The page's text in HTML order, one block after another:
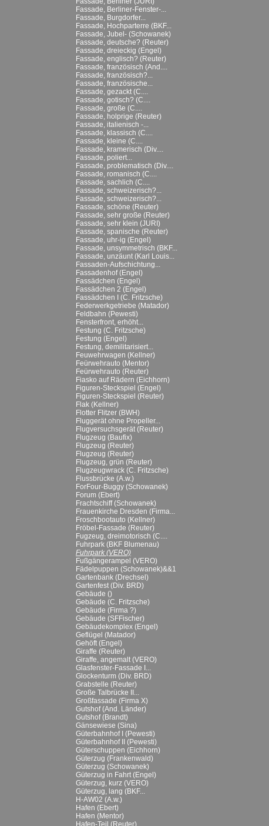
Fassade, Berliner-Fenster-...
Fassade, Burgdorfer...
Fassade, Hochparterre (BKF...
Fassade, Jubel- (Schowanek)
Fassade, deutsche? (Reuter)
Fassade, dreieckig (Engel)
Fassade, englisch? (Reuter)
Fassade, französisch (And....
Fassade, französisch?...
Fassade, französische...
Fassade, gezackt (C....
Fassade, gotisch? (C....
Fassade, große (C....
Fassade, holprige (Reuter)
Fassade, italienisch -...
Fassade, klassisch (C....
Fassade, kleine (C....
Fassade, kramerisch (Div....
Fassade, poliert...
Fassade, problematisch (Div....
Fassade, romanisch (C....
Fassade, sachlich (C....
Fassade, schweizerisch?...
Fassade, schweizerisch?...
Fassade, schöne (Reuter)
Fassade, sehr große (Reuter)
Fassade, sehr klein (JURI)
Fassade, spanische (Reuter)
Fassade, uhr-ig (Engel)
Fassade, unsymmetrisch (BKF...
Fassade, unzäunt (Karl Louis...
Fassaden-Aufschichtung...
Fassadenhof (Engel)
Fassädchen (Engel)
Fassädchen 2 (Engel)
Fassädchen I (C. Fritzsche)
Federwerkgetriebe (Matador)
Feldbahn (Pewesti)
Fensterfront, erhöht...
Festung (C. Fritzsche)
Festung (Engel)
Festung, demilitarisiert...
Feuwehrwagen (Kellner)
Feürwehrauto (Mentor)
Feürwehrauto (Reuter)
Fiasko auf Rädern (Eichhorn)
Figuren-Steckspiel (Engel)
Figuren-Steckspiel (Reuter)
Flak (Kellner)
Flotter Flitzer (BWH)
Fluggerät ohne Propeller...
Flugversuchsgerät (Reuter)
Flugzeug (Baufix)
Flugzeug (Reuter)
Flugzeug (Reuter)
Flugzeug, grün (Reuter)
Flugzeugwrack (C. Fritzsche)
Flussbrücke (A.w.)
ForFour-Buggy (Schowanek)
Forum (Ebert)
Frachtschiff (Schowanek)
Frauenkirche Dresden (Firma...
Froschbootauto (Kellner)
Fröbel-Fassade (Reuter)
Fugzeug, dreimotorisch (C....
Fuhrpark (BKF Blumenau)
Fuhrpark (VERO)
Fußgängerampel (VERO)
Fädelpuppen (Schowanek)&&1
Gartenbank (Drechsel)
Gartenfest (Div. BRD)
Gebäude ()
Gebäude (C. Fritzsche)
Gebäude (Firma ?)
Gebäude (SFFischer)
Gebäudekomplex (Engel)
Geflügel (Matador)
Gehöft (Engel)
Giraffe (Reuter)
Giraffe, angemalt (VERO)
Glasfenster-Fassade I...
Glockenturm (Div. BRD)
Grabstelle (Reuter)
Große Talbrücke II...
Großfassade (Firma X)
Gutshof (And. Länder)
Gutshof (Brandt)
Gänsewiese (Sina)
Güterbahnhof I (Pewesti)
Güterbahnhof II (Pewesti)
Güterschuppen (Eichhorn)
Güterzug (Frankenwald)
Güterzug (Schowanek)
Güterzug in Fahrt (Engel)
Güterzug, kurz (VERO)
Güterzug, lang (BKF...
H-AW02 (A.w.)
Hafen (Ebert)
Hafen (Mentor)
Hafen-Teil (Reuter)